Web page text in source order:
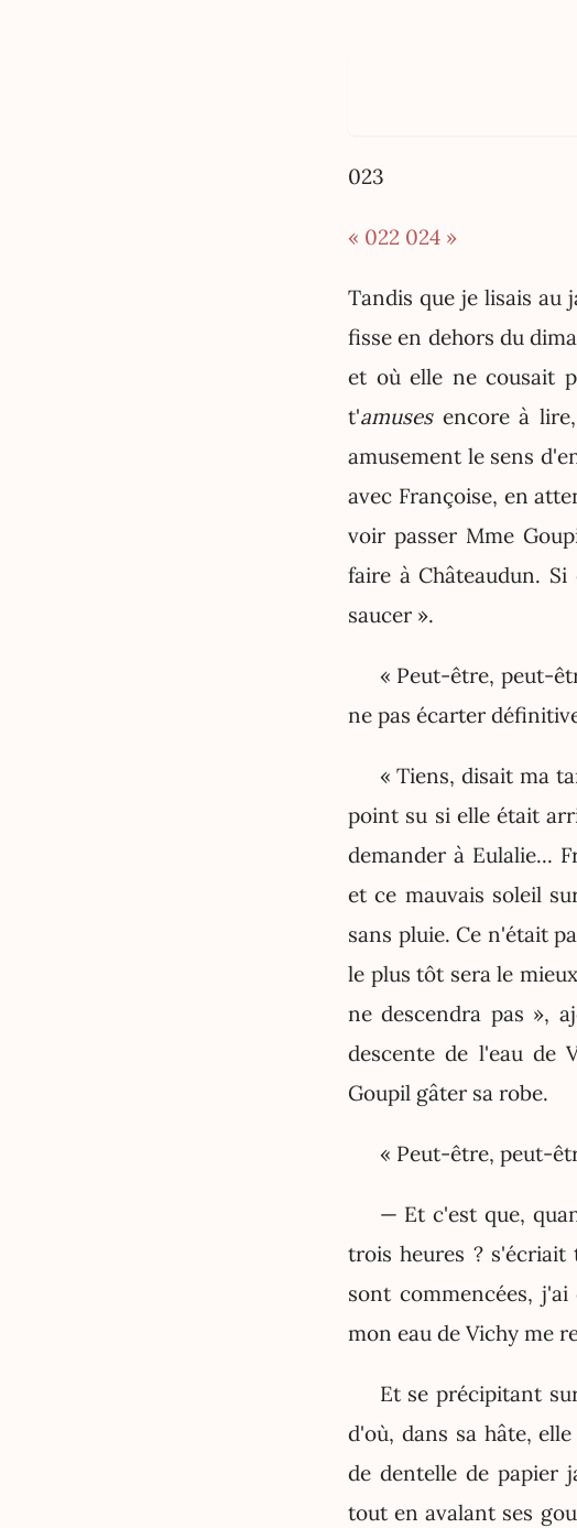
023
« 022 024 »
Tandis que je lisais au
fisse en dehors du
et où elle ne cousait
t'amusesencore à
amusement le sens
avec Françoise, en
voir passer Mme
faire à Châteaudun.
saucer ».
« Peut-être, peut-
ne pas écarter
« Tiens, disait ma
point su si elle était
demander à Eulalie...
et ce mauvais soleil
sans pluie. Ce n'était
le plus tôt sera le
ne descendra pas »,
descente de l'eau de
Goupil gâter sa robe.
« Peut-être, peut-
— Et c'est que,
trois heures ? s'écriait
sont commencées,
mon eau de Vichy me
Et se précipitant
d'où, dans sa hâte,
de dentelle de papier
tout en avalant ses